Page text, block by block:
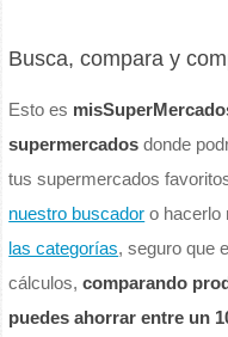
Busca, compara y
Esto es
supermercados donde
tus supermercados
nuestro buscador o hacerlo
las categorías, seguro que
cálculos,comparando
puedes ahorrar entre un